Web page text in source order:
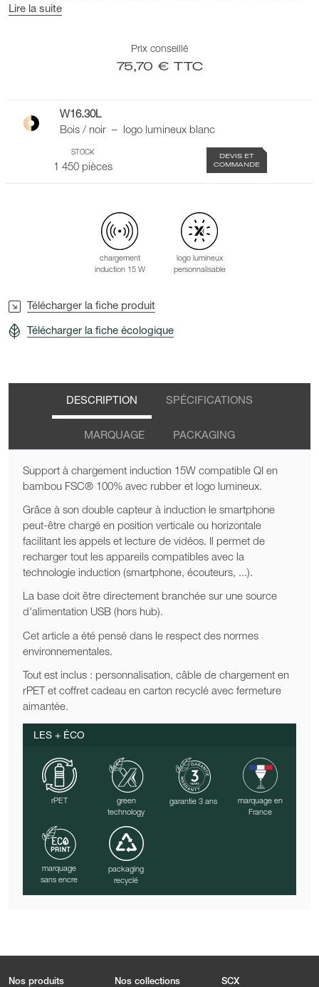
Lire la suite
Prix conseillé
75,70 € TTC
W16.30L
Bois / noir – logo lumineux blanc
STOCK
1 450 pièces
DEVIS ET
COMMANDE
chargement
induction 15 W
logo lumineux
personnalisable
Télécharger la fiche produit
Télécharger la fiche écologique
DESCRIPTION SPÉCIFICATIONS
MARQUAGE PACKAGING
Support à chargement induction 15W compatible QI en
bambou FSC® 100% avec rubber et logo lumineux.
Grâce à son double capteur à induction le smartphone
peut-être chargé en position verticale ou horizontale
facilitant les appels et lecture de vidéos. Il permet de
recharger tout les appareils compatibles avec la
technologie induction (smartphone, écouteurs, ...).
La base doit être directement branchée sur une source
d'alimentation USB (hors hub).
Cet article a été pensé dans le respect des normes
environnementales.
Tout est inclus : personnalisation, câble de chargement en
rPET et coffret cadeau en carton recyclé avec fermeture
aimantée.
LES + ÉCO
rPET
green
technology
garantie 3 ans
marquage en
France
marquage
sans encre
packaging
recyclé
Nos produits Nos collections SCX